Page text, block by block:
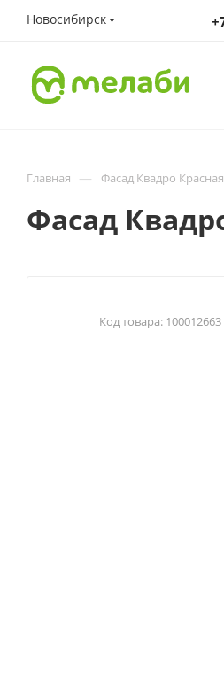
Новосибирск
Главная — Фасад Квадро
Фасад
Код товара: 100012663